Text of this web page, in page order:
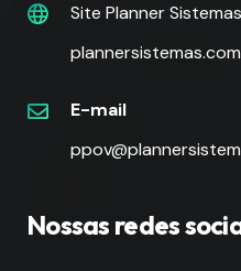
Site Planner Sistemas
E-mail
Nossas redes